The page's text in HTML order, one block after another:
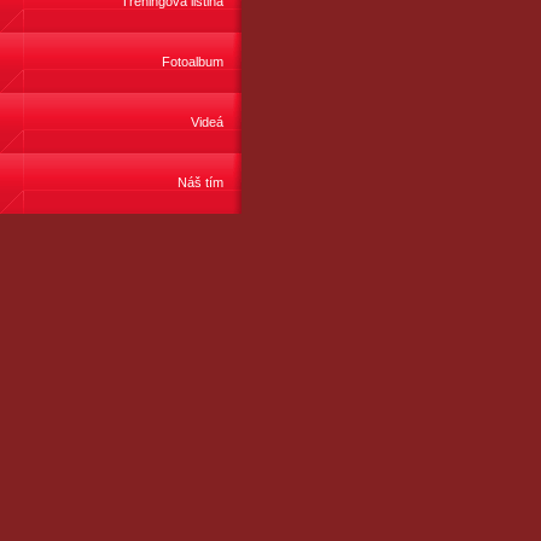
Fotoalbum
Videá
Náš tím